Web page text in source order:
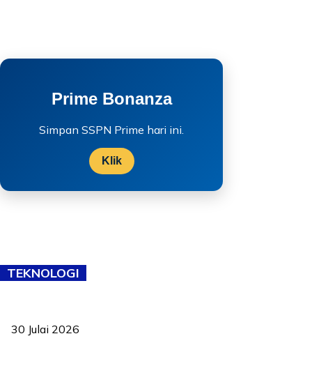
Prime Bonanza
Simpan SSPN Prime hari ini.
Klik
TEKNOLOGI
30 Julai 2026